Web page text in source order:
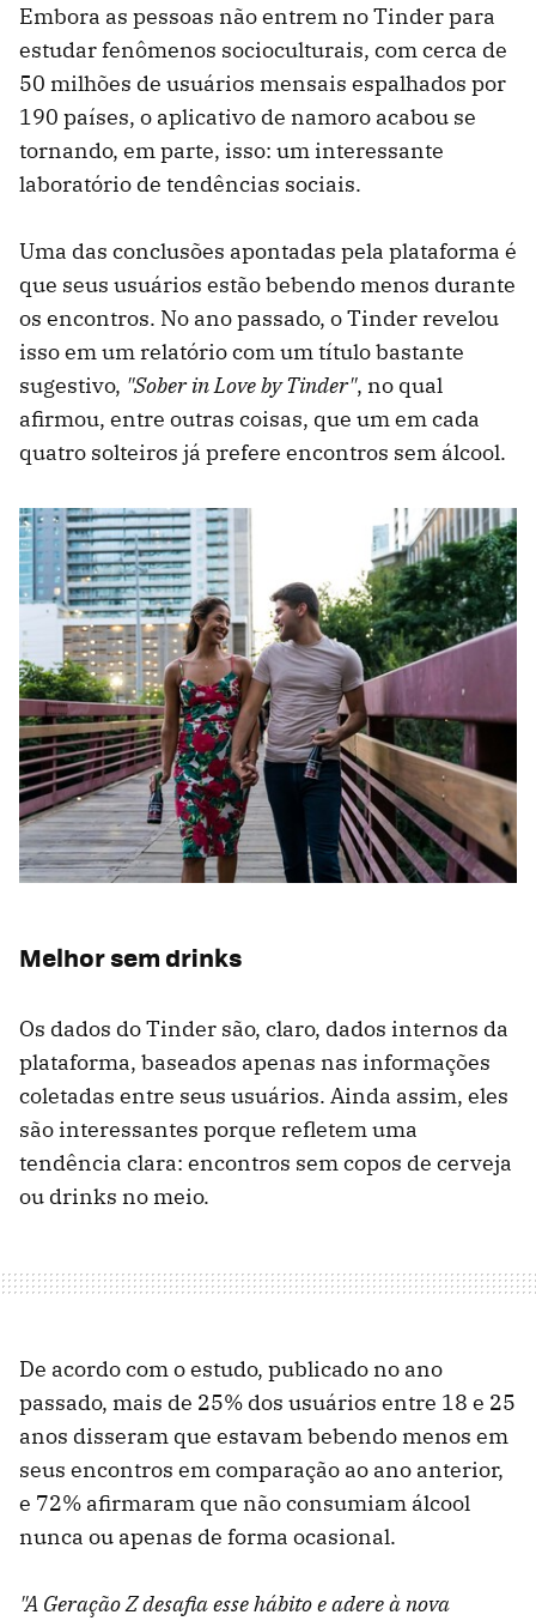
Embora as pessoas não entrem no Tinder para
estudar fenômenos socioculturais, com cerca de
50 milhões de usuários mensais espalhados por
190 países, o aplicativo de namoro acabou se
tornando, em parte, isso: um interessante
laboratório de tendências sociais.
Uma das conclusões apontadas pela plataforma é
que seus usuários estão bebendo menos durante
os encontros. No ano passado, o Tinder revelou
isso em um relatório com um título bastante
sugestivo, "Sober in Love by Tinder", no qual
afirmou, entre outras coisas, que um em cada
quatro solteiros já prefere encontros sem álcool.
Melhor sem drinks
Os dados do Tinder são, claro, dados internos da
plataforma, baseados apenas nas informações
coletadas entre seus usuários. Ainda assim, eles
são interessantes porque refletem uma
tendência clara: encontros sem copos de cerveja
ou drinks no meio.
De acordo com o estudo, publicado no ano
passado, mais de 25% dos usuários entre 18 e 25
anos disseram que estavam bebendo menos em
seus encontros em comparação ao ano anterior,
e 72% afirmaram que não consumiam álcool
nunca ou apenas de forma ocasional.
"A Geração Z desafia esse hábito e adere à nova